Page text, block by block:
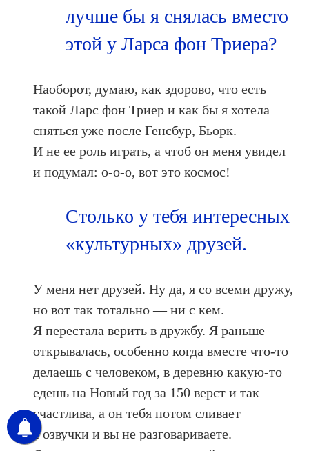
лучше бы я снялась вместо
этой у Ларса фон Триера?
Наоборот, думаю, как здорово, что есть
такой Ларс фон Триер и как бы я хотела
сняться уже после Генсбур, Бьорк.
И не ее роль играть, а чтоб он меня увидел
и подумал: о-о-о, вот это космос!
Столько у тебя интересных
«культурных» друзей.
У меня нет друзей. Ну да, я со всеми дружу,
но вот так тотально — ни с кем.
Я перестала верить в дружбу. Я раньше
открывалась, особенно когда вместе что-то
делаешь с человеком, в деревню какую-то
едешь на Новый год за 150 верст и так
счастлива, а он тебя потом сливает
с озвучки и вы не разговариваете.